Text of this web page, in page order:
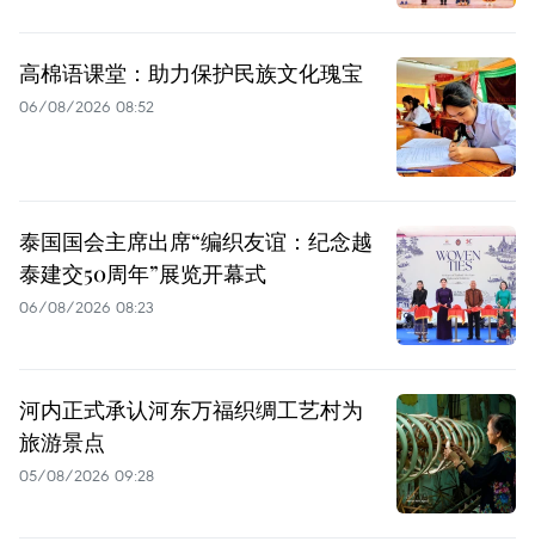
高棉语课堂：助力保护民族文化瑰宝
06/08/2026 08:52
泰国国会主席出席“编织友谊：纪念越
泰建交50周年”展览开幕式
06/08/2026 08:23
河内正式承认河东万福织绸工艺村为
旅游景点
05/08/2026 09:28